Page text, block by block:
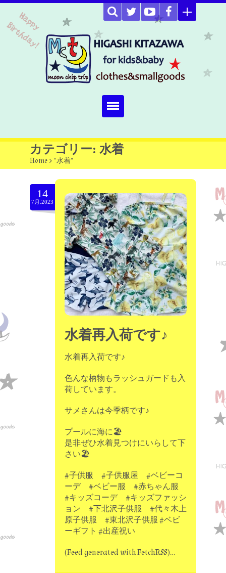
Home
about
Select item
omutucake
moon chip trip original
my account
Store
minna kitchen komeco
カテゴリー: 水着
Home > "水着"
14
7月.2023
水着再入荷です♪
水着再入荷です♪
色んな柄物もラッシュガードも入
荷しています。
サメさんは今季柄です♪
プールに海に🏖
是非ぜひ水着見つけにいらして下
さい🏖
#子供服 #子供服屋 #ベビーコ
ーデ #ベビー服 #赤ちゃん服
#キッズコーデ #キッズファッシ
ョン #下北沢子供服 #代々木上
原子供服 #東北沢子供服 #ベビ
ーギフト #出産祝い
(Feed generated with FetchRSS)…